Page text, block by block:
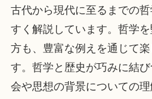
古代から現代に至るまでの
すく解説しています。哲学
方も、豊富な例えを通じて
す。哲学と歴史が巧みに結
会や思想の背景についての